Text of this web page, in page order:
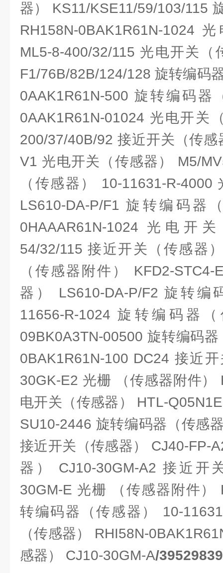
器） KS11/KSE11/59/103/115
RH158N-0BAK1R61N-1024
ML5-8-400/32/115 光电开关（
F1/76B/82B/124/128 旋转编码
0AAK1R61N-500 旋转编码器
0AAK1R61N-01024 光电开关
200/37/40B/92 接近开关（传
V1 光电开关（传感器） M5/
（传感器） 10-11631-R-
LS610-DA-P/F1 旋转编码器
0HAAAR61N-1024 光电开
54/32/115 接近开关（传感器
（传感器附件） KFD2-
器） LS610-DA-P/F2 旋转
11656-R-1024 旋转编码器
09BK0A3TN-00500 旋转编码
0BAK1R61N-100 DC24 接近
30GK-E2 光栅 （传感器附件）
电开关（传感器） HTL-
SU10-2446 旋转编码器（传感
接近开关（传感器） CJ40-FP-
器） CJ10-30GM-A2 接近开
30GM-E 光栅 （传感器附件）
转编码器（传感器） 10-
（传感器） RHI58N-
感器） CJ10-30GM-A/